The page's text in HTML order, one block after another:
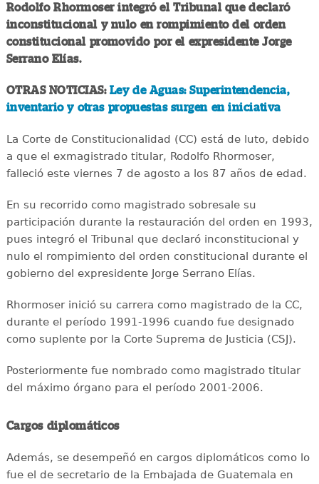
Rodolfo Rhormoser integró el Tribunal que declaró
inconstitucional y nulo en rompimiento del orden
constitucional promovido por el expresidente Jorge
Serrano Elías.
OTRAS NOTICIAS: Ley de Aguas: Superintendencia,
inventario y otras propuestas surgen en iniciativa
La Corte de Constitucionalidad (CC) está de luto, debido
a que el exmagistrado titular, Rodolfo Rhormoser,
falleció este viernes 7 de agosto a los 87 años de edad.
En su recorrido como magistrado sobresale su
participación durante la restauración del orden en 1993,
pues integró el Tribunal que declaró inconstitucional y
nulo el rompimiento del orden constitucional durante el
gobierno del expresidente Jorge Serrano Elías.
Rhormoser inició su carrera como magistrado de la CC,
durante el período 1991-1996 cuando fue designado
como suplente por la Corte Suprema de Justicia (CSJ).
Posteriormente fue nombrado como magistrado titular
del máximo órgano para el período 2001-2006.
Cargos diplomáticos
Además, se desempeñó en cargos diplomáticos como lo
fue el de secretario de la Embajada de Guatemala en